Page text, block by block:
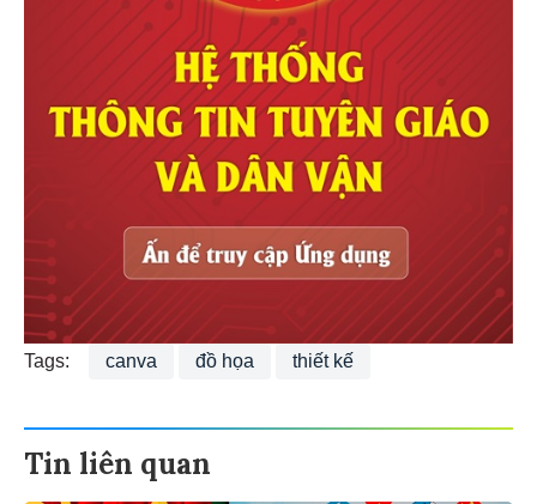
Tags: canva đồ họa thiết kế
Tin liên quan